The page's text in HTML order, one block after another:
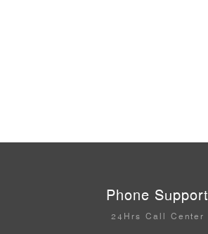
Phone Support
24Hrs Call Center